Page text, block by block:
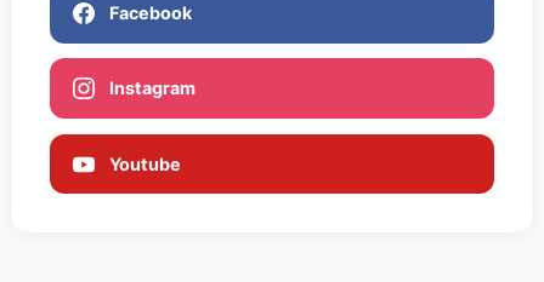
Facebook
Instagram
Youtube